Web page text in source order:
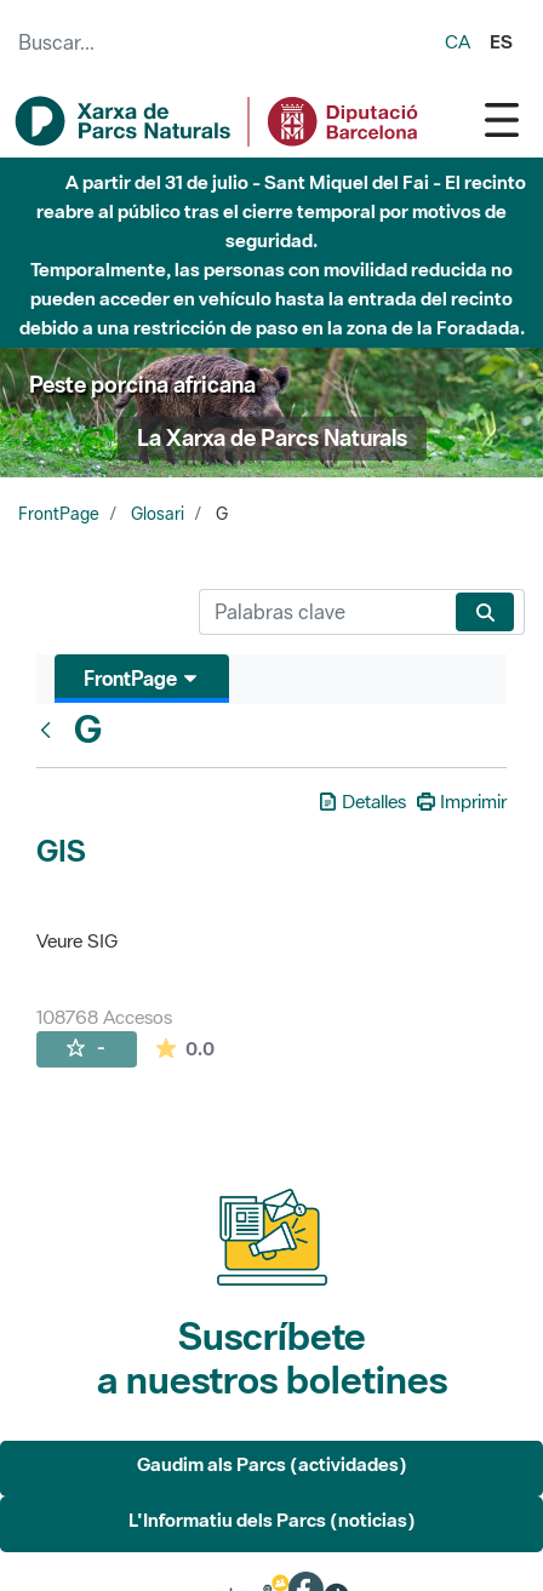
CA ES
A partir del 31 de julio - Sant Miquel del Fai - El recinto
reabre al público tras el cierre temporal por motivos de
seguridad.
Temporalmente, las personas con movilidad reducida no
pueden acceder en vehículo hasta la entrada del recinto
debido a una restricción de paso en la zona de la Foradada.
Peste porcina africana
La Xarxa de Parcs Naturals
FrontPage Glosari G
FrontPage
G
Detalles Imprimir
GIS
Veure SIG
108768 Accesos
- 0.0La valoración media es de 0 estrellas de
Suscríbete
a nuestros boletines
Gaudim als Parcs (actividades)
L'Informatiu dels Parcs (noticias)